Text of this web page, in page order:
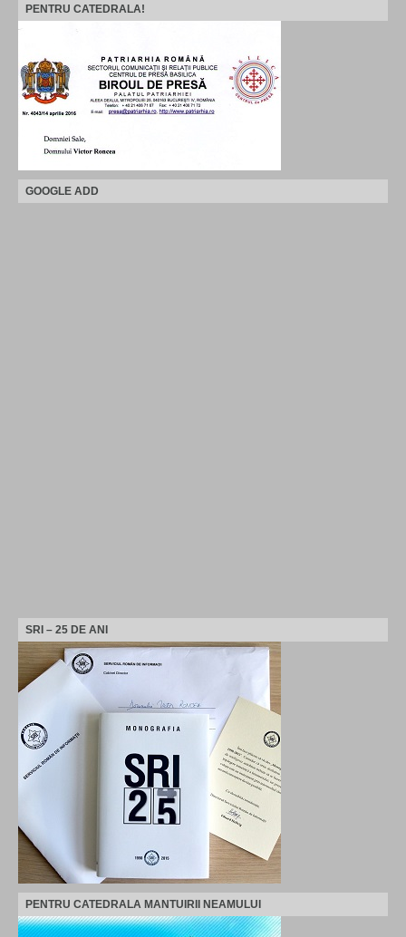
PENTRU CATEDRALA!
GOOGLE ADD
SRI – 25 DE ANI
PENTRU CATEDRALA MANTUIRII NEAMULUI